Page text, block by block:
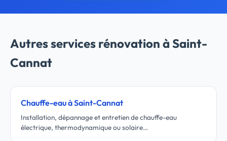
Autres services rénovation à Saint-
Cannat
Chauffe-eau à Saint-Cannat
Installation, dépannage et entretien de chauffe-eau
électrique, thermodynamique ou solaire…